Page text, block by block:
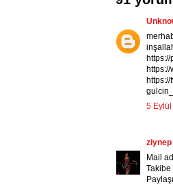
5
ziynep
Mail
Takibe